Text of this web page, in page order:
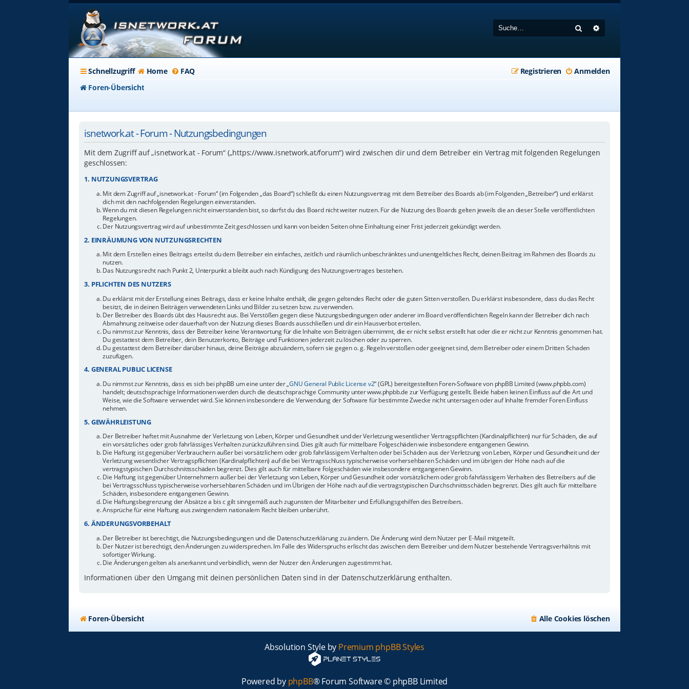
Suche
Schnellzugriff Home FAQ Anmelden
Registrieren
Foren-Übersicht
isnetwork.at - Forum - Nutzungsbedingungen
Mit dem Zugriff auf „isnetwork.at - Forum“ („https://www.isnetwork.at/forum“) wird zwischen dir und dem Betreiber ein Vertrag mit folgenden Regelungen
geschlossen:
1. NUTZUNGSVERTRAG
Mit dem Zugriff auf „isnetwork.at - Forum“ (im Folgenden „das Board“) schließt du einen Nutzungsvertrag mit dem Betreiber des Boards ab (im Folgenden „Betreiber“) und erklärst
dich mit den nachfolgenden Regelungen einverstanden.
Wenn du mit diesen Regelungen nicht einverstanden bist, so darfst du das Board nicht weiter nutzen. Für die Nutzung des Boards gelten jeweils die an dieser Stelle veröffentlichten
Regelungen.
Der Nutzungsvertrag wird auf unbestimmte Zeit geschlossen und kann von beiden Seiten ohne Einhaltung einer Frist jederzeit gekündigt werden.
2. EINRÄUMUNG VON NUTZUNGSRECHTEN
Mit dem Erstellen eines Beitrags erteilst du dem Betreiber ein einfaches, zeitlich und räumlich unbeschränktes und unentgeltliches Recht, deinen Beitrag im Rahmen des Boards zu
nutzen.
Das Nutzungsrecht nach Punkt 2, Unterpunkt a bleibt auch nach Kündigung des Nutzungsvertrages bestehen.
3. PFLICHTEN DES NUTZERS
Du erklärst mit der Erstellung eines Beitrags, dass er keine Inhalte enthält, die gegen geltendes Recht oder die guten Sitten verstoßen. Du erklärst insbesondere, dass du das Recht
besitzt, die in deinen Beiträgen verwendeten Links und Bilder zu setzen bzw. zu verwenden.
Der Betreiber des Boards übt das Hausrecht aus. Bei Verstößen gegen diese Nutzungsbedingungen oder anderer im Board veröffentlichten Regeln kann der Betreiber dich nach
Abmahnung zeitweise oder dauerhaft von der Nutzung dieses Boards ausschließen und dir ein Hausverbot erteilen.
Du nimmst zur Kenntnis, dass der Betreiber keine Verantwortung für die Inhalte von Beiträgen übernimmt, die er nicht selbst erstellt hat oder die er nicht zur Kenntnis genommen hat.
Du gestattest dem Betreiber, dein Benutzerkonto, Beiträge und Funktionen jederzeit zu löschen oder zu sperren.
Du gestattest dem Betreiber darüber hinaus, deine Beiträge abzuändern, sofern sie gegen o. g. Regeln verstoßen oder geeignet sind, dem Betreiber oder einem Dritten Schaden
zuzufügen.
4. GENERAL PUBLIC LICENSE
Du nimmst zur Kenntnis, dass es sich bei phpBB um eine unter der „GNU General Public License v2“ (GPL) bereitgestellten Foren-Software von phpBB Limited (www.phpbb.com)
handelt; deutschsprachige Informationen werden durch die deutschsprachige Community unter www.phpbb.de zur Verfügung gestellt. Beide haben keinen Einfluss auf die Art und
Weise, wie die Software verwendet wird. Sie können insbesondere die Verwendung der Software für bestimmte Zwecke nicht untersagen oder auf Inhalte fremder Foren Einfluss
nehmen.
5. GEWÄHRLEISTUNG
Der Betreiber haftet mit Ausnahme der Verletzung von Leben, Körper und Gesundheit und der Verletzung wesentlicher Vertragspflichten (Kardinalpflichten) nur für Schäden, die auf
ein vorsätzliches oder grob fahrlässiges Verhalten zurückzuführen sind. Dies gilt auch für mittelbare Folgeschäden wie insbesondere entgangenen Gewinn.
Die Haftung ist gegenüber Verbrauchern außer bei vorsätzlichem oder grob fahrlässigem Verhalten oder bei Schäden aus der Verletzung von Leben, Körper und Gesundheit und der
Verletzung wesentlicher Vertragspflichten (Kardinalpflichten) auf die bei Vertragsschluss typischerweise vorhersehbaren Schäden und im übrigen der Höhe nach auf die
vertragstypischen Durchschnittsschäden begrenzt. Dies gilt auch für mittelbare Folgeschäden wie insbesondere entgangenen Gewinn.
Die Haftung ist gegenüber Unternehmern außer bei der Verletzung von Leben, Körper und Gesundheit oder vorsätzlichem oder grob fahrlässigem Verhalten des Betreibers auf die
bei Vertragsschluss typischerweise vorhersehbaren Schäden und im Übrigen der Höhe nach auf die vertragstypischen Durchschnittsschäden begrenzt. Dies gilt auch für mittelbare
Schäden, insbesondere entgangenen Gewinn.
Die Haftungsbegrenzung der Absätze a bis c gilt sinngemäß auch zugunsten der Mitarbeiter und Erfüllungsgehilfen des Betreibers.
Ansprüche für eine Haftung aus zwingendem nationalem Recht bleiben unberührt.
6. ÄNDERUNGSVORBEHALT
Der Betreiber ist berechtigt, die Nutzungsbedingungen und die Datenschutzerklärung zu ändern. Die Änderung wird dem Nutzer per E-Mail mitgeteilt.
Der Nutzer ist berechtigt, den Änderungen zu widersprechen. Im Falle des Widerspruchs erlischt das zwischen dem Betreiber und dem Nutzer bestehende Vertragsverhältnis mit
sofortiger Wirkung.
Die Änderungen gelten als anerkannt und verbindlich, wenn der Nutzer den Änderungen zugestimmt hat.
Informationen über den Umgang mit deinen persönlichen Daten sind in der Datenschutzerklärung enthalten.
Foren-Übersicht Alle Cookies löschen
Absolution Style by Premium phpBB Styles
Powered by phpBB® Forum Software © phpBB Limited